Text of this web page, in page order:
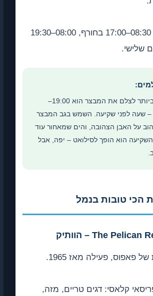
שעות פתיחה: 08:30–17:00 בחורף, 08:00–19:30
הזמן הטוב ביותר לצלם את המבצר הוא 19:00–
שקיעה. השמש בגב המבצר
והים שמאחור עוד
לסילואט – יפה, אבל
מאז 1965.
דגים טריים, מזה,